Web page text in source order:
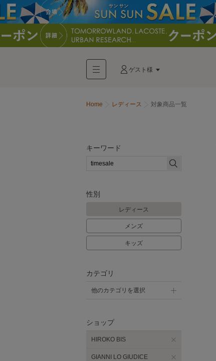
ゲスト様
Home レディース 対象商品一覧
キーワード
性別
レディース
メンズ
キッズ
カテゴリ
他のカテゴリを選択
ショップ
HIROKO BIS
GIANNI LO GIUDICE